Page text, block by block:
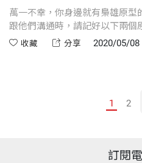
萬一不幸，你身邊就有梟雄原型
跟他們溝通時，請記好以下兩個
收藏 分享 2020/05/08
1 2
訂閱